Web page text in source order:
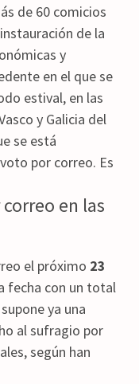
de 60 comicios
de la
y
en el que se
estival, en las
y Galicia del
se está
por correo. Es
en las
el próximo 23
fecha con un total
ya una
al sufragio por
según han